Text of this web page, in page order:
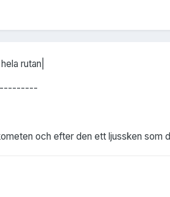
rutan|
och efter den ett ljussken som